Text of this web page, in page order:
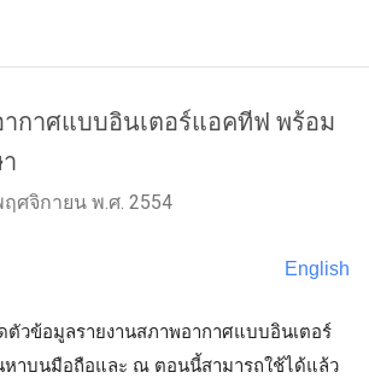
กาศแบบอินเตอร์แอคทีฟ พร้อม
ศจิกายน พ.ศ. 2554
English
ตัวข้อมูลรายงานสภาพอากาศแบบอินเตอร์
หาบนมือถือและ ณ ตอนนี้สามารถใช้ได้แล้ว